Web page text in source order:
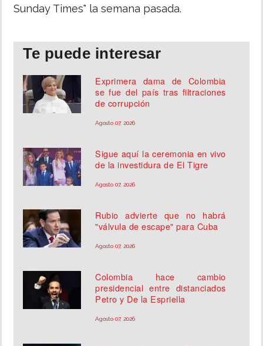
Sunday Times" la semana pasada.
Te puede interesar
Exprimera dama de Colombia
se fue del país tras filtraciones
de corrupción
Agosto 07, 2026
Sigue aquí la ceremonia en vivo
de la investidura de El Tigre
Agosto 07, 2026
Rubio advierte que no habrá
"válvula de escape" para Cuba
Agosto 07, 2026
Colombia hace cambio
presidencial entre distanciados
Petro y De la Espriella
Agosto 07, 2026